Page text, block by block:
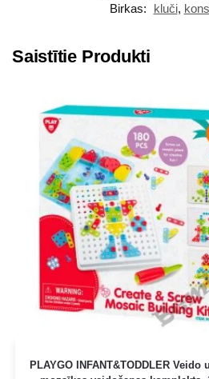
Birkas:
kluči,
Saistītie Produkti
PLAYGO INFANT&TODDLER Veido